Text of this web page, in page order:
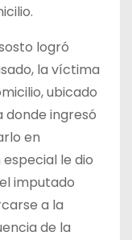
logró
la víctima
ubicado
donde ingresó
en
le dio
imputado
a la
de la